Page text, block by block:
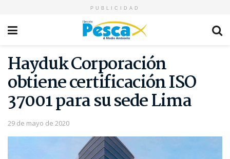
PUBLICIDAD
Hayduk Corporación
obtiene certificación ISO
37001 para su sede Lima
29 de mayo de 2020